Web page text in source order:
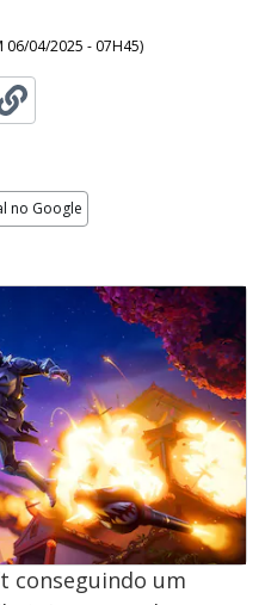
06/04/2025 - 07H45)
no Google
conseguindo um